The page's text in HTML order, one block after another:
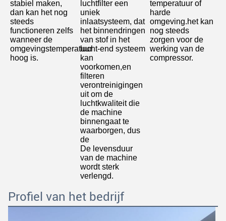
stabiel maken,
dan kan het nog
steeds
functioneren zelfs
wanneer de
omgevingstemperatuur
hoog is.
luchtfilter een
uniek
inlaatsysteem, dat
het binnendringen
van stof in het
lucht-end systeem
kan
voorkomen,en
filteren
verontreinigingen
uit om de
luchtkwaliteit die
de machine
binnengaat te
waarborgen, dus
de
De levensduur
van de machine
wordt sterk
verlengd.
temperatuur of
harde
omgeving.het kan
nog steeds
zorgen voor de
werking van de
compressor.
Profiel van het bedrijf